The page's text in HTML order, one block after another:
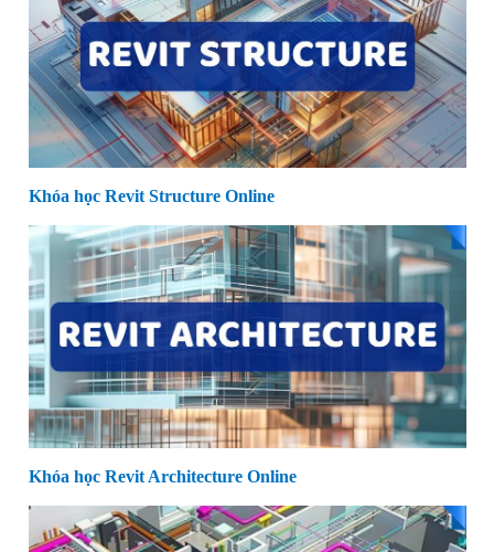
Khóa học Revit Structure Online
Khóa học Revit Architecture Online